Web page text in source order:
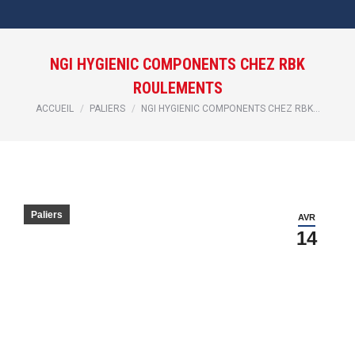
NGI HYGIENIC COMPONENTS CHEZ RBK
ROULEMENTS
Vous êtes ici :
ACCUEIL PALIERS NGI HYGIENIC COMPONENTS CHEZ RBK…
AVR
14
Paliers